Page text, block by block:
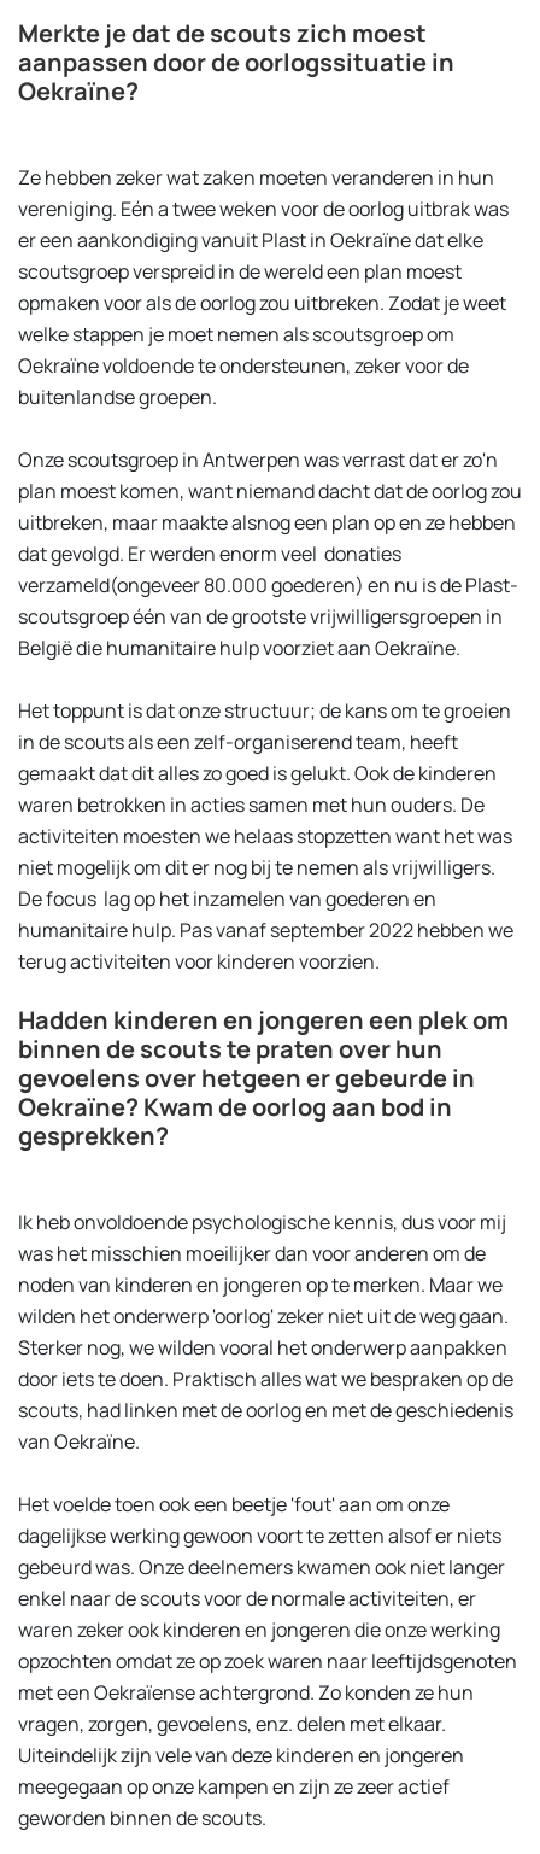
Merkte je dat de scouts zich moest
aanpassen door de oorlogssituatie in
Oekraïne?
Ze hebben zeker wat zaken moeten veranderen in hun
vereniging. Eén a twee weken voor de oorlog uitbrak was
er een aankondiging vanuit Plast in Oekraïne dat elke
scoutsgroep verspreid in de wereld een plan moest
opmaken voor als de oorlog zou uitbreken. Zodat je weet
welke stappen je moet nemen als scoutsgroep om
Oekraïne voldoende te ondersteunen, zeker voor de
buitenlandse groepen.
Onze scoutsgroep in Antwerpen was verrast dat er zo'n
plan moest komen, want niemand dacht dat de oorlog zou
uitbreken, maar maakte alsnog een plan op en ze hebben
dat gevolgd. Er werden enorm veel donaties
verzameld(ongeveer 80.000 goederen) en nu is de Plast-
scoutsgroep één van de grootste vrijwilligersgroepen in
België die humanitaire hulp voorziet aan Oekraïne.
Het toppunt is dat onze structuur; de kans om te groeien
in de scouts als een zelf-organiserend team, heeft
gemaakt dat dit alles zo goed is gelukt. Ook de kinderen
waren betrokken in acties samen met hun ouders. De
activiteiten moesten we helaas stopzetten want het was
niet mogelijk om dit er nog bij te nemen als vrijwilligers.
De focus lag op het inzamelen van goederen en
humanitaire hulp. Pas vanaf september 2022 hebben we
terug activiteiten voor kinderen voorzien.
Hadden kinderen en jongeren een plek om
binnen de scouts te praten over hun
gevoelens over hetgeen er gebeurde in
Oekraïne? Kwam de oorlog aan bod in
gesprekken?
Ik heb onvoldoende psychologische kennis, dus voor mij
was het misschien moeilijker dan voor anderen om de
noden van kinderen en jongeren op te merken. Maar we
wilden het onderwerp 'oorlog' zeker niet uit de weg gaan.
Sterker nog, we wilden vooral het onderwerp aanpakken
door iets te doen. Praktisch alles wat we bespraken op de
scouts, had linken met de oorlog en met de geschiedenis
van Oekraïne.
Het voelde toen ook een beetje 'fout' aan om onze
dagelijkse werking gewoon voort te zetten alsof er niets
gebeurd was. Onze deelnemers kwamen ook niet langer
enkel naar de scouts voor de normale activiteiten, er
waren zeker ook kinderen en jongeren die onze werking
opzochten omdat ze op zoek waren naar leeftijdsgenoten
met eenOekraïenseachtergrond. Zo konden ze hun
vragen, zorgen, gevoelens, enz. delen met elkaar.
Uiteindelijk zijn vele van deze kinderen en jongeren
meegegaan op onze kampen en zijn ze zeer actief
geworden binnen de scouts.